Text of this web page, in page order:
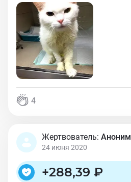
4
Жертвователь: Аноним
24 июня 2020
+288,39 ₽